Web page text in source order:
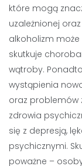
które mogą
uzależnionej
alkoholizm
skutkuje
wątroby.
wystąpienia
oraz problemów
zdrowia
się z depresją,
psychicznymi.
poważne –